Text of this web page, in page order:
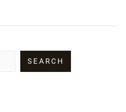
SEARCH